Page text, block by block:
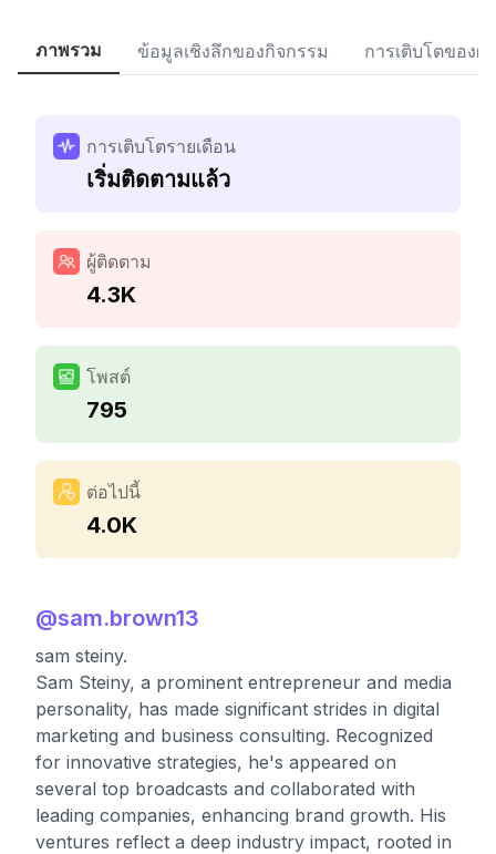
ภาพรวม ข้อมูลเชิงลึกของกิจกรรม การเติบโตของผู้
การเติบโตรายเดือน
เริ่มติดตามแล้ว
ผู้ติดตาม
4.3K
โพสต์
795
ต่อไปนี้
4.0K
@sam.brown13
sam steiny.
Sam Steiny, a prominent entrepreneur and media
personality, has made significant strides in digital
marketing and business consulting. Recognized
for innovative strategies, he's appeared on
several top broadcasts and collaborated with
leading companies, enhancing brand growth. His
ventures reflect a deep industry impact, rooted in